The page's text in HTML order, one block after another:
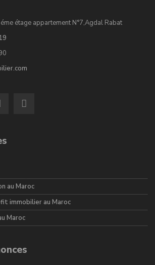
étage appartement N°7,Agdal Rabat
au Maroc
immobilier au Maroc
Maroc